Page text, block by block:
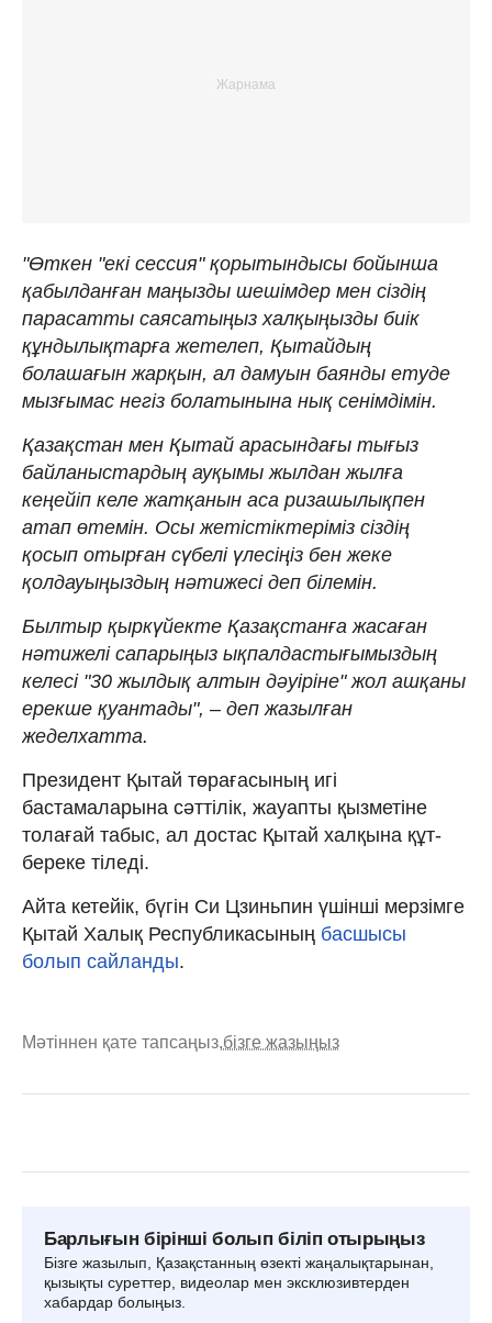
"Өткен "екі сессия" қорытындысы бойынша
қабылданған маңызды шешімдер мен сіздің
парасатты саясатыңыз халқыңызды биік
құндылықтарға жетелеп, Қытайдың
болашағын жарқын, ал дамуын баянды етуде
мызғымас негіз болатынына нық сенімдімін.
Қазақстан мен Қытай арасындағы тығыз
байланыстардың ауқымы жылдан жылға
кеңейіп келе жатқанын аса ризашылықпен
атап өтемін. Осы жетістіктеріміз сіздің
қосып отырған сүбелі үлесіңіз бен жеке
қолдауыңыздың нәтижесі деп білемін.
Былтыр қыркүйекте Қазақстанға жасаған
нәтижелі сапарыңыз ықпалдастығымыздың
келесі "30 жылдық алтын дәуіріне" жол ашқаны
ерекше қуантады", – деп жазылған
жеделхатта.
Президент Қытай төрағасының игі
бастамаларына сәттілік, жауапты қызметіне
толағай табыс, ал достас Қытай халқына құт-
береке тіледі.
Айта кетейік, бүгін Си Цзиньпин үшінші мерзімге
Қытай Халық Республикасының басшысы
болып сайланды.
Мәтіннен қате тапсаңыз,бізге жазыңыз
Барлығын бірінші болып біліп отырыңыз
Бізге жазылып, Қазақстанның өзекті жаңалықтарынан,
қызықты суреттер, видеолар мен эксклюзивтерден
хабардар болыңыз.